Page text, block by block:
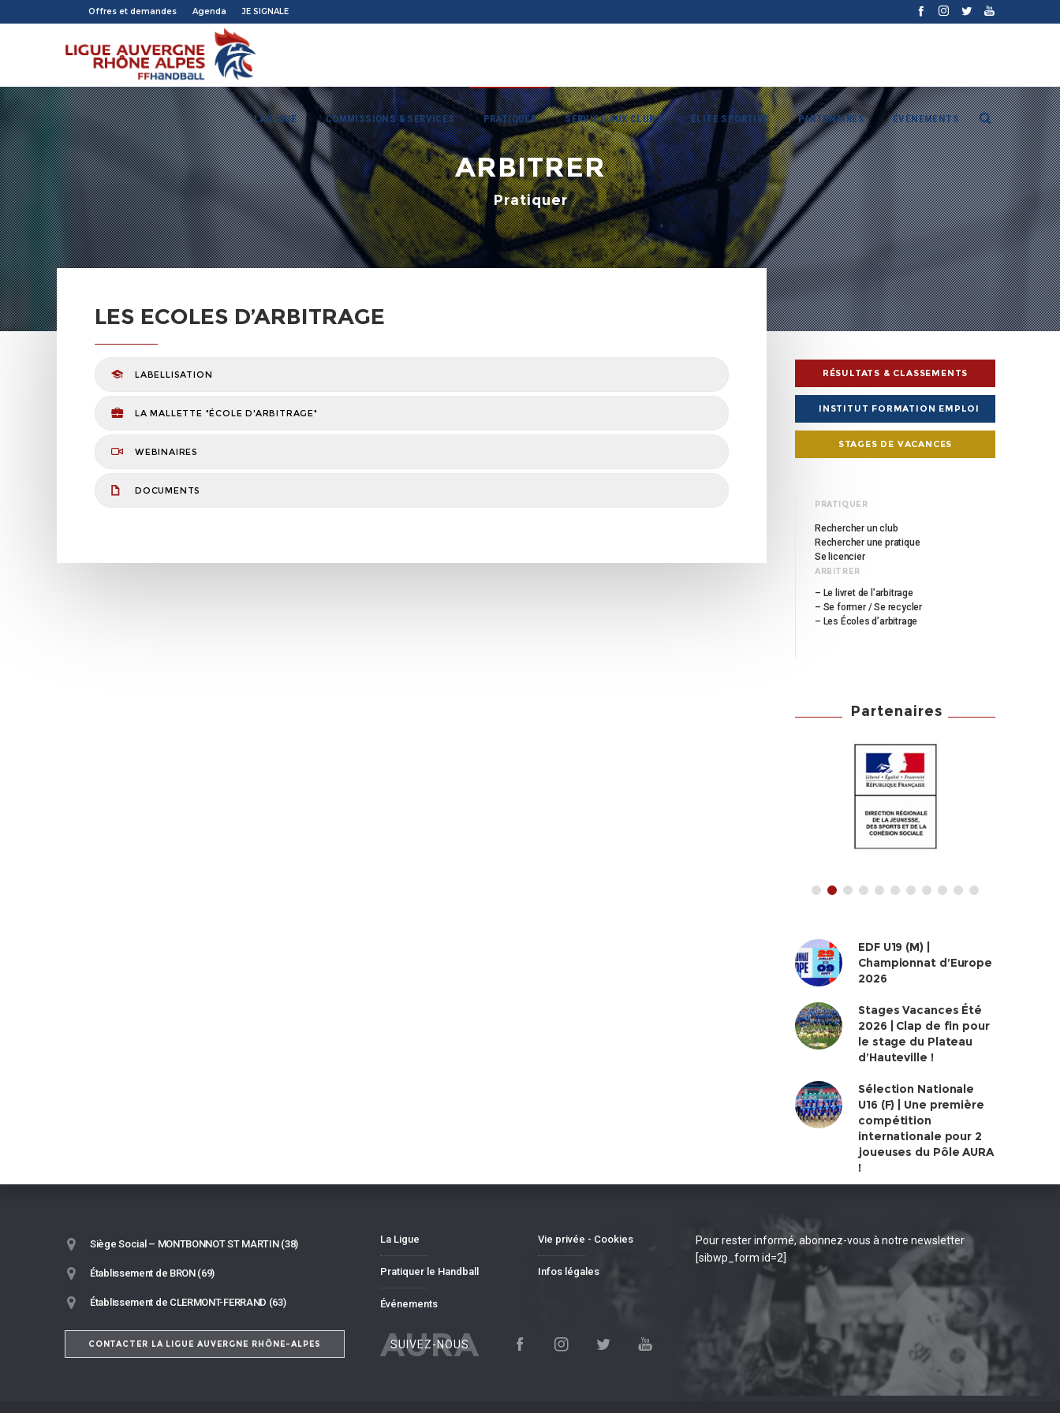
Offres et demandes Agenda JE SIGNALE
LA LIGUE COMMISSIONS & SERVICES PRATIQUER SERVICE AUX CLUBS ÉLITE SPORTIVE PARTENAIRES ÉVÈNEMENTS
ARBITRER
Pratiquer
LES ECOLES D’ARBITRAGE
LABELLISATION
LA MALLETTE "ÉCOLE D'ARBITRAGE"
WEBINAIRES
DOCUMENTS
RÉSULTATS & CLASSEMENTS
INSTITUT FORMATION EMPLOI
STAGES DE VACANCES
PRATIQUER
Rechercher un club
Rechercher une pratique
Se licencier
ARBITRER
– Le livret de l’arbitrage
– Se former / Se recycler
– Les Écoles d’arbitrage
Partenaires
EDF U19 (M) |
Championnat d’Europe
2026
Stages Vacances Été
2026 | Clap de fin pour
le stage du Plateau
d’Hauteville !
Sélection Nationale
U16 (F) | Une première
compétition
internationale pour 2
joueuses du Pôle AURA
!
Siège Social – MONTBONNOT ST MARTIN (38)
Établissement de BRON (69)
Établissement de CLERMONT-FERRAND (63)
CONTACTER LA LIGUE AUVERGNE RHÔNE-ALPES
La Ligue
Pratiquer le Handball
Événements
Vie privée - Cookies
Infos légales
AURA
SUIVEZ-NOUS
Pour rester informé, abonnez-vous à notre newsletter
[sibwp_form id=2]